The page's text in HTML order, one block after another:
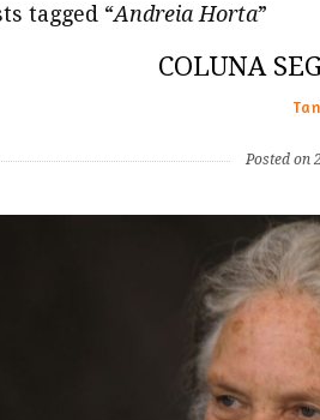
tagged “Andreia Horta”
COLUNA
Posted on